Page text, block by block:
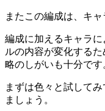
またこの編成は、キャ
編成に加えるキャラ
ルの内容が変化する
略のしがいも十分です
まずは色々と試して
ましょう。